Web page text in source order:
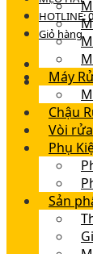
HOTLINE:
Giỏ hàng
Máy
Chậu
Vòi
Phụ
Sản